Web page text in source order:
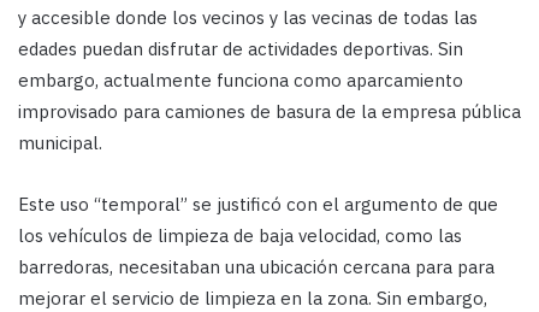
y accesible donde los vecinos y las vecinas de todas las
edades puedan disfrutar de actividades deportivas. Sin
embargo, actualmente funciona como aparcamiento
improvisado para camiones de basura de la empresa pública
municipal.
Este uso “temporal” se justificó con el argumento de que
los vehículos de limpieza de baja velocidad, como las
barredoras, necesitaban una ubicación cercana para para
mejorar el servicio de limpieza en la zona. Sin embargo,